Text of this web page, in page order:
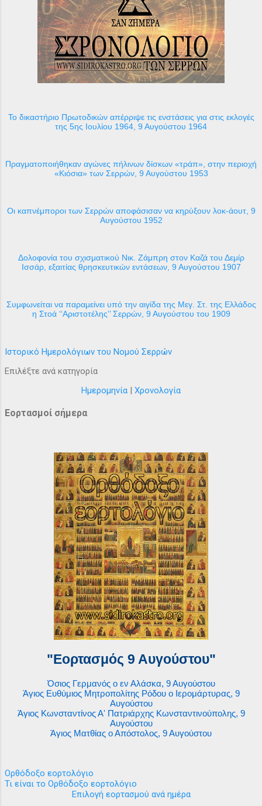
Το δικαστήριο Πρωτοδικών απέρριψε τις ενστάσεις για στις εκλογές
της 5ης Ιουλίου 1964, 9 Αυγούστου 1964
Πραγματοποιήθηκαν αγώνες πήλινων δίσκων «τράπ», στην περιοχή
«Κιόσια» των Σερρών, 9 Αυγούστου 1953
Οι καπνέμποροι των Σερρών αποφάσισαν να κηρύξουν λοκ-άουτ, 9
Αυγούστου 1952
Δολοφονία του σχισματικού Νικ. Ζάμπρη στον Καζά του Δεμίρ
Ισσάρ, εξαιτίας θρησκευτικών εντάσεων, 9 Αυγούστου 1907
Συμφωνείται να παραμείνει υπό την αιγίδα της Μεγ. Στ. της Ελλάδος
η Στοά ‘‘Αριστοτέλης’’ Σερρών, 9 Αυγούστου του 1909
Ιστορικό Ημερολόγιων του Νομού Σερρών
Επιλέξτε ανά κατηγορία
Ημερομηνία | Χρονολογία
Εορτασμοί σήμερα
"Εορτασμός 9 Αυγούστου"
Όσιος Γερμανός ο εν Αλάσκα, 9 Αυγούστου
Άγιος Ευθύμιος Μητροπολίτης Ρόδου ο Ιερομάρτυρας, 9
Αυγούστου
Άγιος Κωνσταντίνος Α' Πατριάρχης Κωνσταντινούπολης, 9
Αυγούστου
Άγιος Ματθίας ο Απόστολος, 9 Αυγούστου
Ορθόδοξο εορτολόγιο
Τι είναι το Ορθόδοξο εορτολόγιο
Επιλογή εορτασμού ανά ημέρα